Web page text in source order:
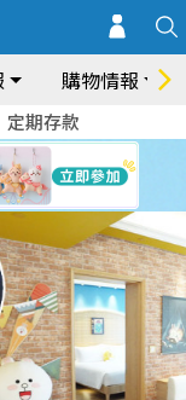
購物情報
定期存款